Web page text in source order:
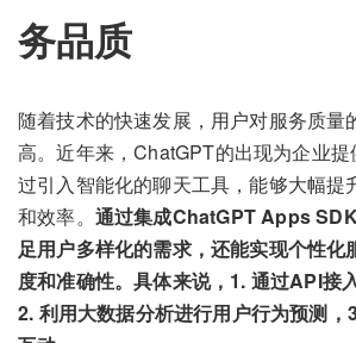
务品质
随着技术的快速发展，用户对服务质量
高。近年来，ChatGPT的出现为企业提
过引入智能化的聊天工具，能够大幅提
和效率。 通过集成ChatGPT Apps
足用户多样化的需求，还能实现个性化
度和准确性。具体来说，1. 通过API接
2. 利用大数据分析进行用户行为预测，